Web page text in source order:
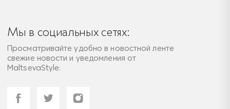
Мы в социальных сетях:
Просматривайте удобно в новостной ленте
свежие новости и уведомления от
MaltsevaStyle: